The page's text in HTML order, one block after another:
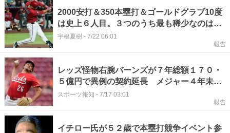
2000安打＆350本塁打＆ゴールドグラブ10度
は史上６人目。３つのうち最も稀少なのは…
宇根夏樹 - 7/22 06:01
報告
レッズ怪物右腕バーンズが７年総額１７０・
５億円で異例の契約延長 メジャー４年未満
投手では史上最高、今季のサイヤング賞候補
スポーツ報知 - 7/17 03:01
報告
イチロー氏が５２歳で本塁打競争イベント参